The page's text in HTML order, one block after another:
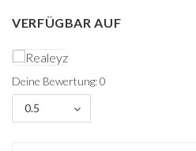
VERFÜGBAR AUF
Deine Bewertung: 0
0.5